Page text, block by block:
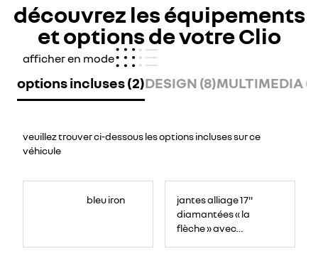
découvrez les équipements
et options de votre Clio
afficher en mode
options incluses (2)DESIGN (8)MULTIMEDIA
veuillez trouver ci-dessous les options incluses sur ce
véhicule
bleu iron
jantes alliage 17''
diamantées « la
flèche » avec